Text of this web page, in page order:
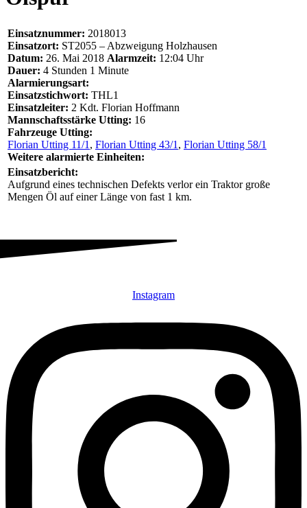
Einsatznummer: 2018013
Einsatzort: ST2055 – Abzweigung Holzhausen
Datum: 26. Mai 2018 Alarmzeit: 12:04 Uhr
Dauer: 4 Stunden 1 Minute
Alarmierungsart:
Einsatzstichwort: THL1
Einsatzleiter: 2 Kdt. Florian Hoffmann
Mannschaftsstärke Utting: 16
Fahrzeuge Utting:
Florian Utting 11/1 , Florian Utting 43/1 , Florian Utting 58/1
Weitere alarmierte Einheiten:
Einsatzbericht:
Aufgrund eines technischen Defekts verlor ein Traktor große
Mengen Öl auf einer Länge von fast 1 km.
Instagram